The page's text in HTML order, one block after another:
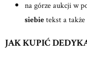
na górze aukcji w
siebietekst a
JAK KUPIĆ